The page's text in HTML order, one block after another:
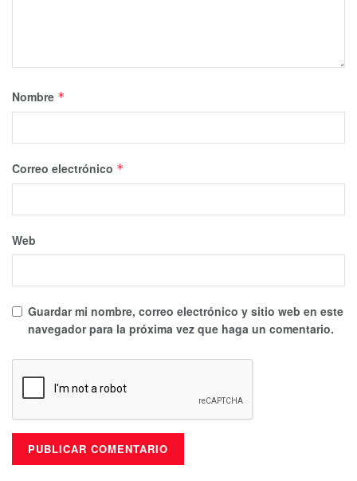
Nombre *
Correo electrónico *
Web
Guardar mi nombre, correo electrónico y sitio web en este
navegador para la próxima vez que haga un comentario.